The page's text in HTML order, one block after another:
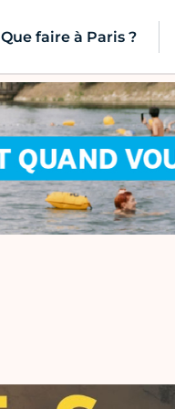
Que faire à Paris ?